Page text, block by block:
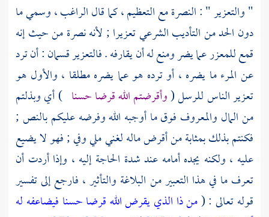
" والتعزير " : النصرة مع التعظيم ، كما قالالراغب، وسمي ما
دون الحد من التأديب الشرعي تعزيرا ; لأنه نصرة من حيث إنه
قمع للمعزر عما يضر ومنع له أن يقارفه . فالتعزير قسمان : أن ترد
عن المرء ما يضره ، أو ترده هو عما يضره مطلقا ، والأول هو
تعزير الناس للرسل (وأقرضتم الله قرضا حسنا ) أي وبذلتم
من المال والمعروف فوق ما أوجبه الله وفرضه عليكم بالنص ;
فكنتم بذلك بمثابة من أقرض ماله لغني ملي وفي ; فهو لا يضيع
عليه ، ولكنه يجده أمامه عند شدة الحاجة إليه ، وإذا أردت أن
تعرف ما في هذا التعبير من البلاغة والتأثير ، فارجع إلى تفسير
قوله تعالى : (من ذا الذي يقرض الله قرضا حسنا فيضاعفه له